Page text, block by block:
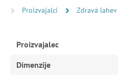
Proizvajalci
Zdravá lahev
Proizvajalec
Dimenzije